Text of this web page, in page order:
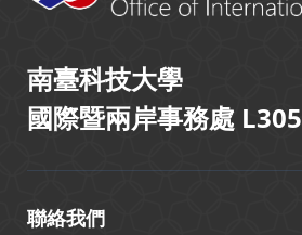
南臺科技大學
國際暨兩岸事務處 L305
聯絡我們